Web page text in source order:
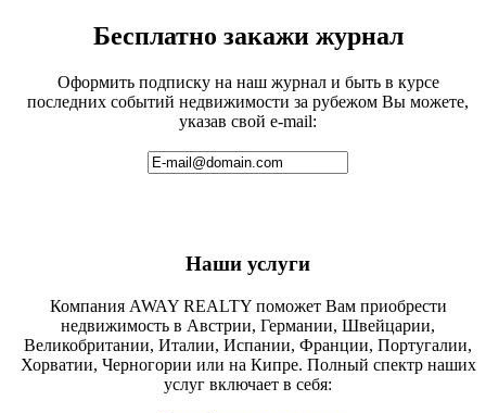
Бесплатно закажи журнал
Оформить подписку на наш журнал и быть в курсе
последних событий недвижимости за рубежом Вы можете,
указав свой e-mail:
Наши услуги
Компания AWAY REALTY поможет Вам приобрести
недвижимость в Австрии, Германии, Швейцарии,
Великобритании, Италии, Испании, Франции, Португалии,
Хорватии, Черногории или на Кипре. Полный спектр наших
услуг включает в себя: